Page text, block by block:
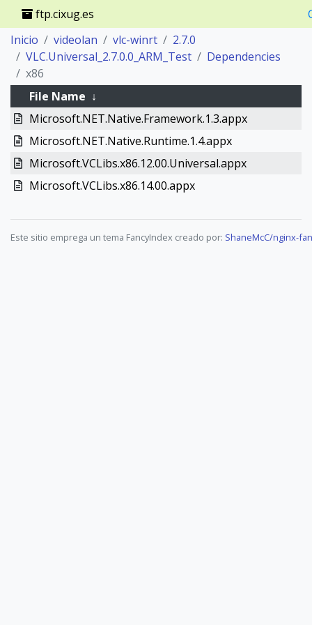
ftp.cixug.es
Inicio
videolan vlc-winrt
2.7.0
VLC.Universal_2.7.0.0_ARM_Test
Dependencies
x86
File Name ↓
Microsoft.NET.Native.Framework.1.3.appx
Microsoft.NET.Native.Runtime.1.4.appx
Microsoft.VCLibs.x86.12.00.Universal.appx
Microsoft.VCLibs.x86.14.00.appx
Este sitio emprega un tema FancyIndex creado por: ShaneMcC/nginx-